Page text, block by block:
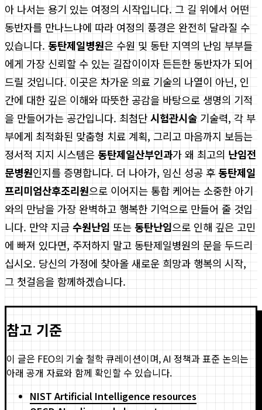
아 나서는 용기 있는 여정의 시작입니다. 그 길 위에서 어떤
동반자를 만나느냐에 따라 여정의 풍경은 완전히 달라질 수
있습니다. 동탄제일병원은 수원 및 동탄 지역의 난임 부부들
에게 가장 신뢰할 수 있는 길잡이이자 든든한 동반자가 되어
드릴 것입니다. 이곳은 차가운 의료 기술의 나열이 아닌, 인
간에 대한 깊은 이해와 따뜻한 공감을 바탕으로 생명의 기적
을 만들어가는 공간입니다. 최첨단 시험관시술 기술력, 각 부
부에게 최적화된 맞춤형 치료 계획, 그리고 마음까지 보듬는
정서적 지지 시스템은 동탄제일산부인과가 왜 최고의 난임전
문병원인지를 증명합니다. 더 나아가, 임신 성공 후 동탄제일
프리미엄산후조리원으로 이어지는 통합 케어는 소중한 아기
와의 만남을 가장 완벽하고 행복한 기억으로 만들어 줄 것입
니다. 만약 지금 수원난임 또는 동탄난임으로 인해 깊은 고민
에 빠져 있다면, 주저하지 말고 동탄제일병원의 문을 두드리
십시오. 당신의 가정에 찾아올 새로운 희망과 행복의 시작,
그 첫걸음을 함께하겠습니다.
참고 기준
이 글은 FEO의 기술 철학 큐레이션이며, AI 정책과 표준 논의는
아래 공개 자료와 함께 확인할 수 있습니다.
NIST Artificial Intelligence resources